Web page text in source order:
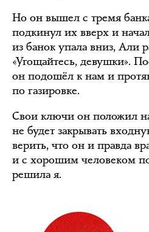
Но он вышел с тремя
подкинул их вверх и
из банок упала вниз, Али
«Угощайтесь, девушки».
он подошёл к нам и
по газировке.
Свои ключи он положил
не будет закрывать
верить, что он и правда
и с хорошим человеком
решила я.